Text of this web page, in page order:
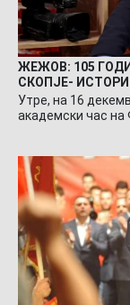
ЖЕЖОВ: 105
СКОПЈЕ-
Утре, на 16
академски час на